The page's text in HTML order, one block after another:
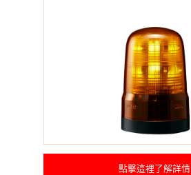
點擊這裡了解詳情